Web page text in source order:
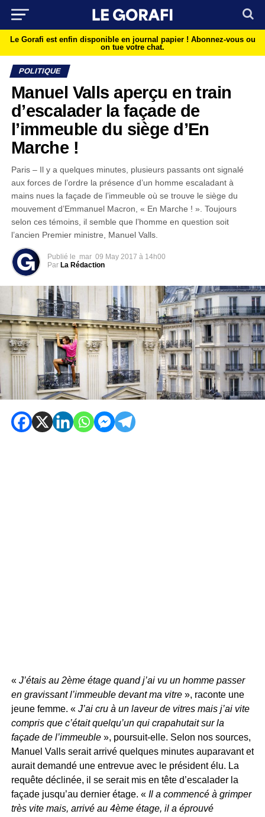
Le Gorafi est enfin disponible en journal papier ! Abonnez-vous ou
on tue votre chat.
POLITIQUE
Manuel Valls aperçu en train
d’escalader la façade de
l’immeuble du siège d’En
Marche !
Paris – Il y a quelques minutes, plusieurs passants ont signalé
aux forces de l’ordre la présence d’un homme escaladant à
mains nues la façade de l’immeuble où se trouve le siège du
mouvement d’Emmanuel Macron, « En Marche ! ». Toujours
selon ces témoins, il semble que l’homme en question soit
l’ancien Premier ministre, Manuel Valls.
Publié le mar 09 May 2017 à 14h00
Par La Rédaction
«J’étais au 2ème étage quand j’ai vu un homme passer
en gravissant l’immeuble devant ma vitre», raconte une
jeune femme. « J’ai cru à un laveur de vitres mais j’ai vite
compris que c’était quelqu’un qui crapahutait sur la
façade de l’immeuble», poursuit-elle. Selon nos sources,
Manuel Valls serait arrivé quelques minutes auparavant et
aurait demandé une entrevue avec le président élu. La
requête déclinée, il se serait mis en tête d’escalader la
façade jusqu’au dernier étage. « Il a commencé à grimper
très vite mais, arrivé au 4ème étage, il a éprouvé